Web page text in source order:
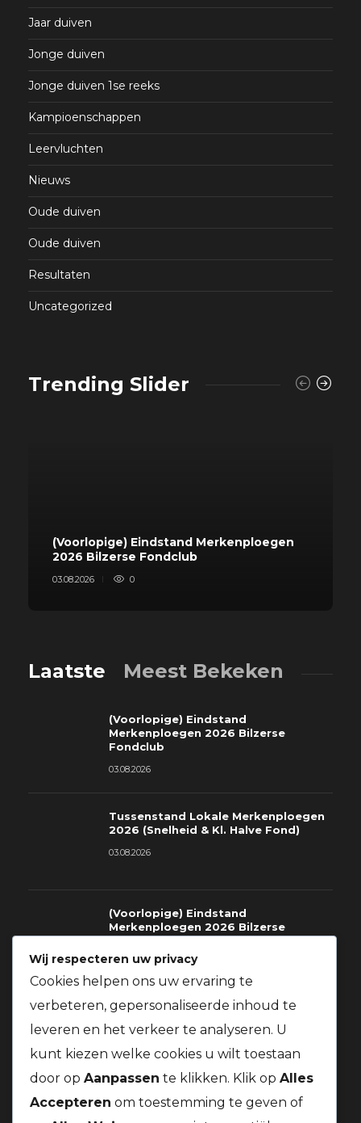
Jaar duiven
Jonge duiven
Jonge duiven 1se reeks
Kampioenschappen
Leervluchten
Nieuws
Oude duiven
Oude duiven
Resultaten
Uncategorized
Trending Slider
(Voorlopige) Eindstand Merkenploegen
2026 Bilzerse Fondclub
03.08.2026 0
Laatste Meest Bekeken
(Voorlopige) Eindstand
Merkenploegen 2026 Bilzerse
Fondclub
03.08.2026
Tussenstand Lokale Merkenploegen
2026 (Snelheid & Kl. Halve Fond)
03.08.2026
(Voorlopige) Eindstand
Merkenploegen 2026 Bilzerse
Fondclub
03.08.2026
Richtlijnen voor deelname gratis
prijzen St.Soupplets 08.08.2026
t.v.v. Kom Op Tegen Kanker + Gratis
BBQ voor alle leden van onze
03.08.2026
Wij respecteren uw privacy
Cookies helpen ons uw ervaring te
verbeteren, gepersonaliseerde inhoud te
leveren en het verkeer te analyseren. U
kunt kiezen welke cookies u wilt toestaan
door op Aanpassen te klikken. Klik op Alles
Accepteren om toestemming te geven of